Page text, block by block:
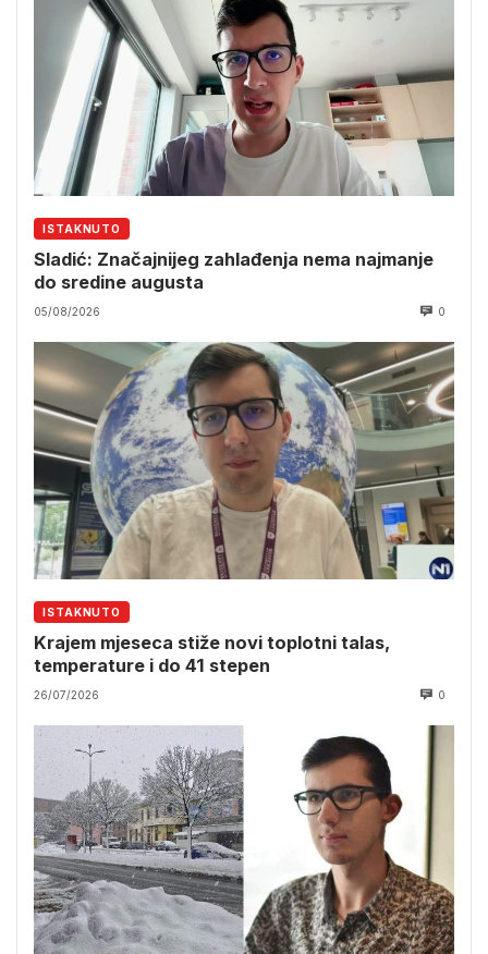
ISTAKNUTO
Sladić: Značajnijeg zahlađenja nema najmanje
do sredine augusta
05/08/2026 0
ISTAKNUTO
Krajem mjeseca stiže novi toplotni talas,
temperature i do 41 stepen
26/07/2026 0